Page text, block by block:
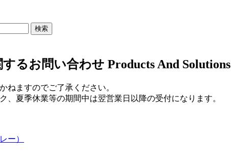
るお問い合わせ Products And Solutions
ねますのでご了承ください。
夏季休業等の期間中は翌営業日以降の受付になります。
ー）